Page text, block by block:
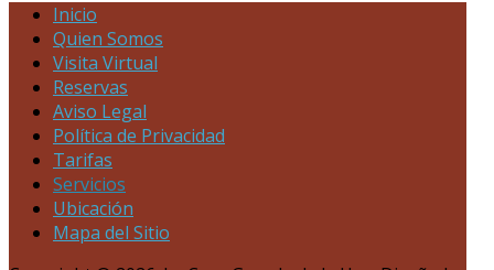
Inicio
Quien Somos
Visita Virtual
Reservas
Aviso Legal
Política de Privacidad
Tarifas
Servicios
Ubicación
Mapa del Sitio